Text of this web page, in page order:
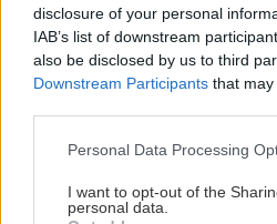
disclosure of your personal
IAB’s list of downstream
also be disclosed by us to third
Downstream Participants that
Please note that this website/app
not limited to your visit or usage
grant or deny consent to Google
Personal Data Processing
I want to opt-out of the
personal data.
Νικόλας
trainer, με εμπειρία στη
προπονητική. Αποφοίτησε από
Μέσων Μαζικής